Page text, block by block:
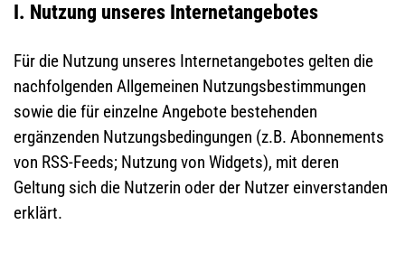
I. Nutzung unseres Internetangebotes
Für die Nutzung unseres Internetangebotes gelten die
nachfolgenden Allgemeinen Nutzungsbestimmungen
sowie die für einzelne Angebote bestehenden
ergänzenden Nutzungsbedingungen (z.B. Abonnements
von RSS-Feeds; Nutzung von Widgets), mit deren
Geltung sich die Nutzerin oder der Nutzer einverstanden
erklärt.